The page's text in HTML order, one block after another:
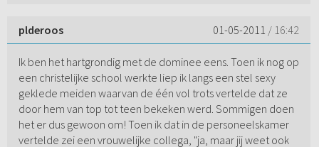
plderoos 01-05-2011 / 16:42
Ik ben het hartgrondig met de dominee eens. Toen ik nog op
een christelijke school werkte liep ik langs een stel sexy
geklede meiden waarvan de één vol trots vertelde dat ze
door hem van top tot teen bekeken werd. Sommigen doen
het er dus gewoon om! Toen ik dat in de personeelskamer
vertelde zei een vrouwelijke collega, "ja, maar jij weet ook